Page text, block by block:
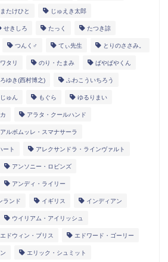
たけひと じゅえき太郎
せきしろ たっく たつき諒
つんく♂ てぃ先生 とりのささみ。
タリ のり・たまみ ぱやぱやくん
ゆき(西村博之) ふわこういちろう
ゅん もぐら ゆるりまい
アラタ・クールハンド
アルボムッレ・スマナサーラ
ート アレクサンドラ・ラインヴァルト
アンソニー・ロビンズ
アンディ・ライリー
ランド イギリス インディアン
ウイリアム・アイリッシュ
エドウィン・ブリス エドワード・ゴーリー
エリック・シュミット